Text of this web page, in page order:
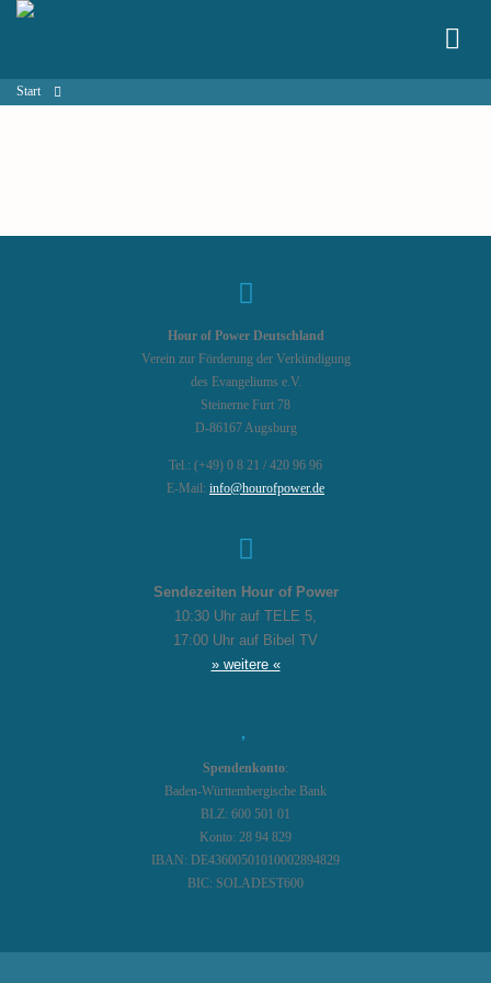
Start
Hour of Power Deutschland
Verein zur Förderung der Verkündigung
des Evangeliums e.V.
Steinerne Furt 78
D-86167 Augsburg
Tel.: (+49) 0 8 21 / 420 96 96
E-Mail: info@hourofpower.de
Sendezeiten Hour of Power
10:30 Uhr auf TELE 5,
17:00 Uhr auf Bibel TV
» weitere «
Spendenkonto:
Baden-Württembergische Bank
BLZ: 600 501 01
Konto: 28 94 829
IBAN: DE43600501010002894829
BIC: SOLADEST600